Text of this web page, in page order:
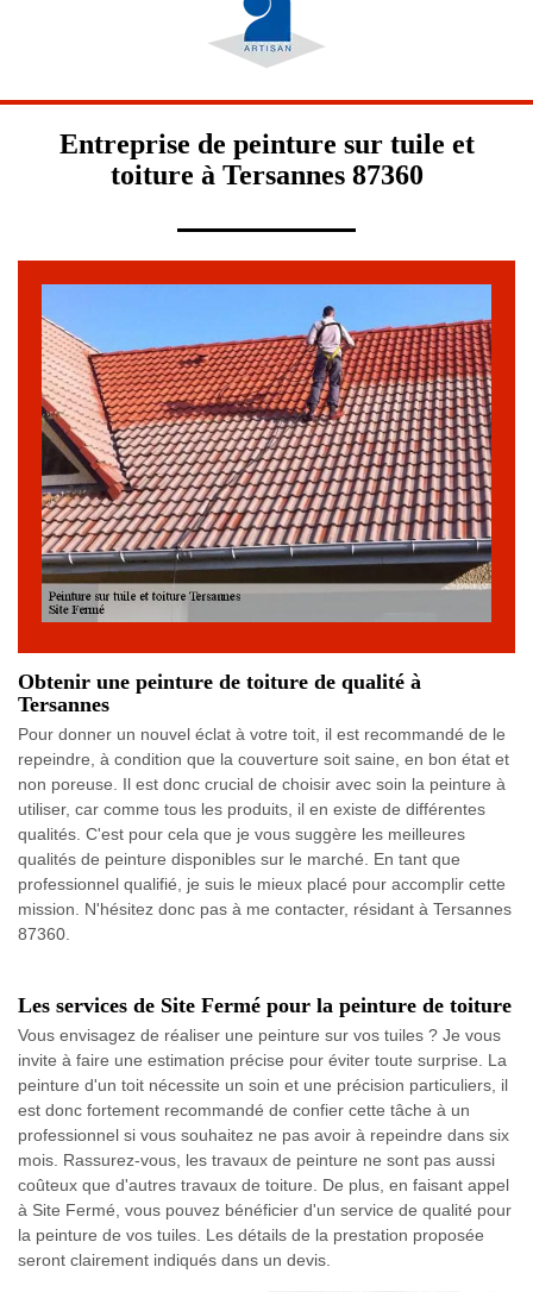
Entreprise de peinture sur tuile et
toiture à Tersannes 87360
Obtenir une peinture de toiture de qualité à
Tersannes
Pour donner un nouvel éclat à votre toit, il est recommandé de le
repeindre, à condition que la couverture soit saine, en bon état et
non poreuse. Il est donc crucial de choisir avec soin la peinture à
utiliser, car comme tous les produits, il en existe de différentes
qualités. C'est pour cela que je vous suggère les meilleures
qualités de peinture disponibles sur le marché. En tant que
professionnel qualifié, je suis le mieux placé pour accomplir cette
mission. N'hésitez donc pas à me contacter, résidant à Tersannes
87360.
Les services de Site Fermé pour la peinture de toiture
Vous envisagez de réaliser une peinture sur vos tuiles ? Je vous
invite à faire une estimation précise pour éviter toute surprise. La
peinture d'un toit nécessite un soin et une précision particuliers, il
est donc fortement recommandé de confier cette tâche à un
professionnel si vous souhaitez ne pas avoir à repeindre dans six
mois. Rassurez-vous, les travaux de peinture ne sont pas aussi
coûteux que d'autres travaux de toiture. De plus, en faisant appel
à Site Fermé, vous pouvez bénéficier d'un service de qualité pour
la peinture de vos tuiles. Les détails de la prestation proposée
seront clairement indiqués dans un devis.